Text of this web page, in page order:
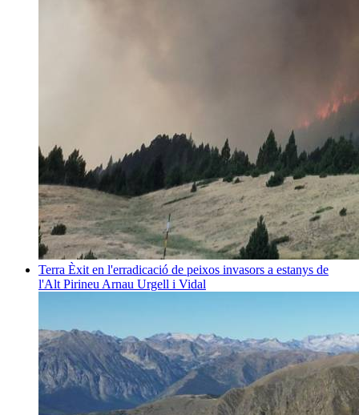
Terra Èxit en l'erradicació de peixos invasors a estanys de
l'Alt Pirineu Arnau Urgell i Vidal